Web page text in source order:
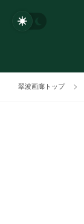
翠波画廊トップ